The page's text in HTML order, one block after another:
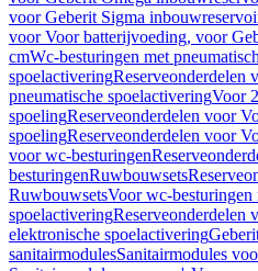
voor Geberit Sigma
voor Voor batterijvoeding, voor
cmWc-besturingen met
spoelactiveringReserveonderdelen
pneumatische spoelactiveringVoor
spoelingReserveonderdelen voor
spoelingReserveonderdelen voor
voor wc-besturingen
besturingenRuwbouwsets
RuwbouwsetsVoor wc-besturingen
spoelactiveringReserveonderdelen
elektronische spoelactivering
sanitairmodulesSanitairmodules